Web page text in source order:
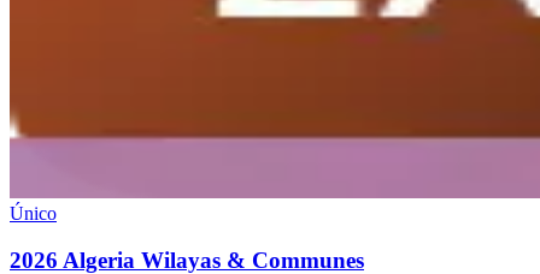
Único
2026 Algeria Wilayas & Communes